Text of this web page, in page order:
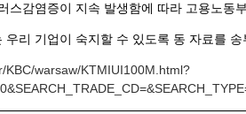
스감염증이 지속 발생함에 따라 고용노동
우리 기업이 숙지할 수 있도록 동 자료를
KBC/warsaw/KTMIUI100M.html?